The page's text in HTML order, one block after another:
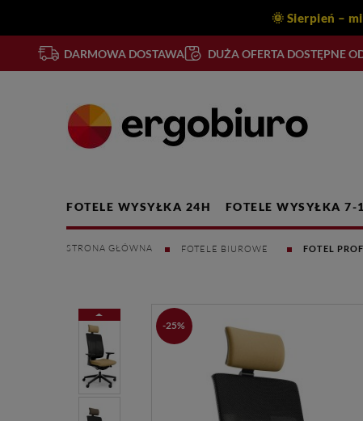
🌞 Sierpień –
DARMOWA DOSTAWA DUŻA OFERTA DOSTĘPNE
FOTELE WYSYŁKA 24H FOTELE WYSYŁKA 7-
FOTELE BIUROWE FOTEL
-25%